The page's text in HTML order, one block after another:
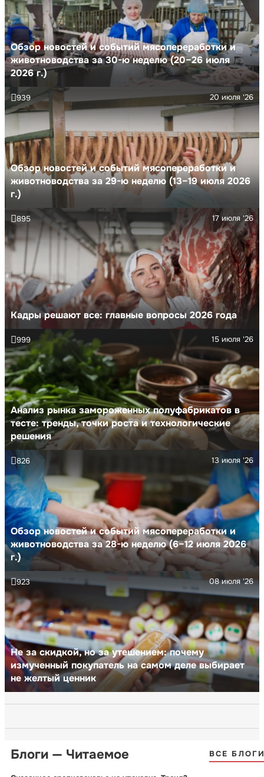
Обзор новостей и событий мясопереработки и
животноводства за 30-ю неделю (20–26 июля
2026 г.)
Обзор новостей и событий мясопереработки и
животноводства за 29-ю неделю (13–19 июля 2026
г.)
20 июля '26
939
Кадры решают все: главные вопросы 2026 года
17 июля '26
895
Анализ рынка замороженных полуфабрикатов в
тесте: тренды, точки роста и технологические
решения
15 июля '26
999
Обзор новостей и событий мясопереработки и
животноводства за 28-ю неделю (6–12 июля 2026
г.)
13 июля '26
826
Не за скидкой, но за утешением: почему
измученный покупатель на самом деле выбирает
не желтый ценник
08 июля '26
923
Блоги — Читаемое ВСЕ